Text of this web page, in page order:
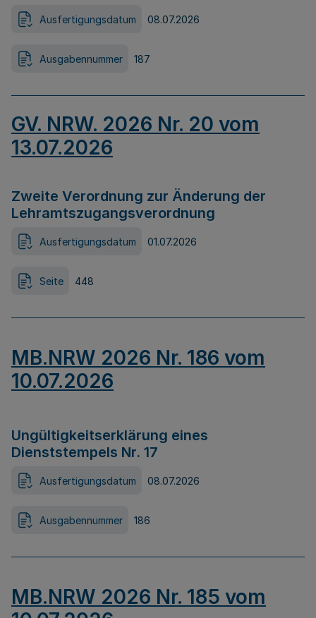
Ausfertigungsdatum 08.07.2026
Ausgabennummer 187
GV. NRW. 2026 Nr. 20 vom
13.07.2026
Zweite Verordnung zur Änderung der
Lehramtszugangsverordnung
Ausfertigungsdatum 01.07.2026
Seite 448
MB.NRW 2026 Nr. 186 vom
10.07.2026
Ungültigkeitserklärung eines
Dienststempels Nr. 17
Ausfertigungsdatum 08.07.2026
Ausgabennummer 186
MB.NRW 2026 Nr. 185 vom